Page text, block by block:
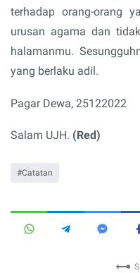
terhadap orang-orang
urusan agama dan
halamanmu.
yang berlaku adil.
Pagar Dewa, 25122022
Salam UJH. (Red)
Catatan